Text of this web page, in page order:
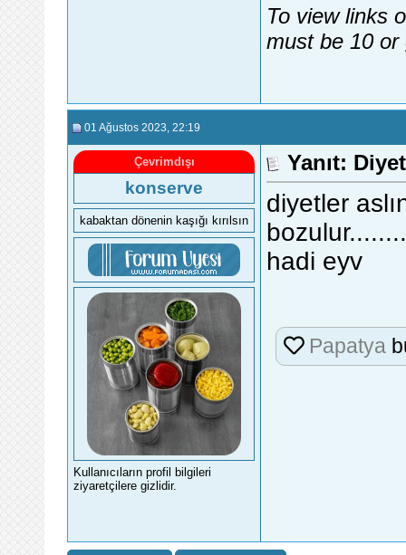
To view links
must be 10 or
01 Ağustos 2023 , 22:19
Çevrimdışı
konserve
kabaktan dönenin kaşığı kırılsın
Kullanıcıların profil bilgileri
ziyaretçilere gizlidir.
Yanıt:
diyetler
hadi eyv
Papatya